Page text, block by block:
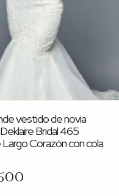
vestido de novia
Bridal 465
Largo Corazón con cola